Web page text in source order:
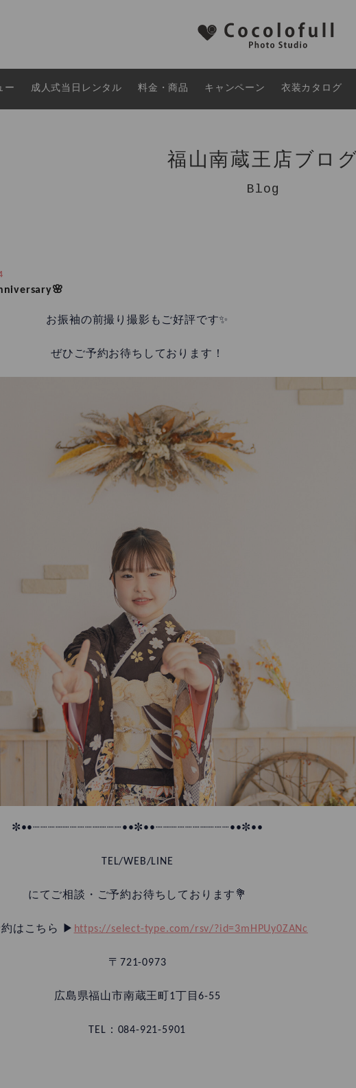
ー 成人式当日レンタル 料金・商品 キャンペーン 衣装カタログ
福山南蔵王店ブログ
Blog
お振袖の前撮り撮影もご好評です✨
ぜひご予約お待ちしております！
✼••┈┈┈┈┈┈┈┈┈┈┈┈••✼••┈┈┈┈┈┈┈┈┈┈••✼••
TEL/WEB/LINE
にてご相談・ご予約お待ちしております💐
約はこちら ▶︎ https://select-type.com/rsv/?id=3mHPUy0ZANc
〒721-0973
広島県福山市南蔵王町1丁目6-55
TEL：084-921-5901